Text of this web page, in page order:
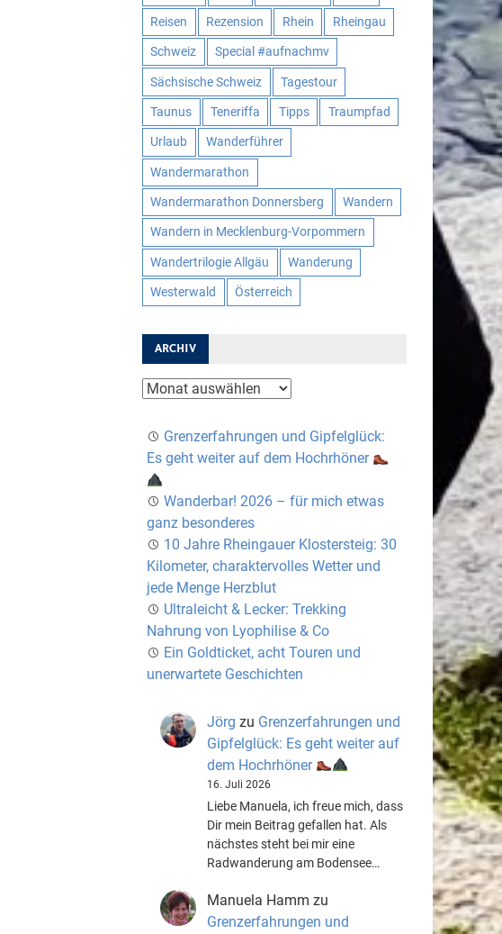
Reisen Rezension Rhein Rheingau
Schweiz Special #aufnachmv
Sächsische Schweiz Tagestour
Taunus Teneriffa Tipps Traumpfad
Urlaub Wanderführer
Wandermarathon
Wandermarathon Donnersberg Wandern
Wandern in Mecklenburg-Vorpommern
Wandertrilogie Allgäu Wanderung
Westerwald Österreich
ARCHIV
Archiv
Grenzerfahrungen und Gipfelglück:
Es geht weiter auf dem Hochrhöner
Wanderbar! 2026 – für mich etwas
ganz besonderes
10 Jahre Rheingauer Klostersteig: 30
Kilometer, charaktervolles Wetter und
jede Menge Herzblut
Ultraleicht & Lecker: Trekking
Nahrung von Lyophilise & Co
Ein Goldticket, acht Touren und
unerwartete Geschichten
Jörg zu Grenzerfahrungen und
Gipfelglück: Es geht weiter auf
dem Hochrhöner
16. Juli 2026
Liebe Manuela, ich freue mich, dass
Dir mein Beitrag gefallen hat. Als
nächstes steht bei mir eine
Radwanderung am Bodensee…
Manuela Hamm zu
Grenzerfahrungen und